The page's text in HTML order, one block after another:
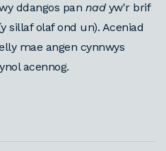
ddangos pan nad yw'r brif
sillaf olaf ond un). Aceniad
mae angen cynnwys
acennog.